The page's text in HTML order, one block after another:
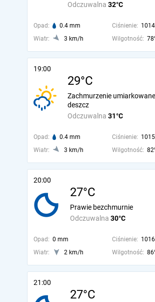
Odczuwalna 32°C
Opad: 0.4 mm Ciśnienie:
Wiatr:
3 km/h Wilgotność:
19:00
29°C
Odczuwalna 31°C
Zachmurzenie
deszcz
Opad: 0.4 mm Ciśnienie:
Wiatr:
3 km/h Wilgotność:
20:00
27°C
Odczuwalna 30°C
Prawie bezchmurnie
Opad: 0 mm Ciśnienie:
Wiatr:
2 km/h Wilgotność:
21:00
27°C